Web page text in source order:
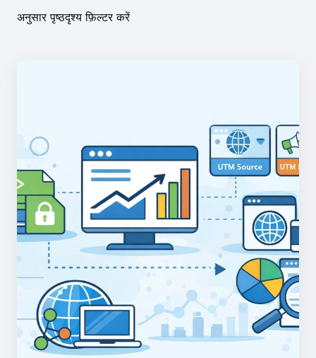
अनुसार पृष्ठदृश्य फ़िल्टर करें